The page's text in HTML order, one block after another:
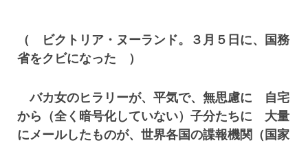
（ ビクトリア・ヌーランド。３月５日に、国務
省をクビになった ）
バカ女のヒラリーが、平気で、無思慮に 自宅
から（全く暗号化していない）子分たちに 大量
にメールしたものが、世界各国の諜報機関（国家